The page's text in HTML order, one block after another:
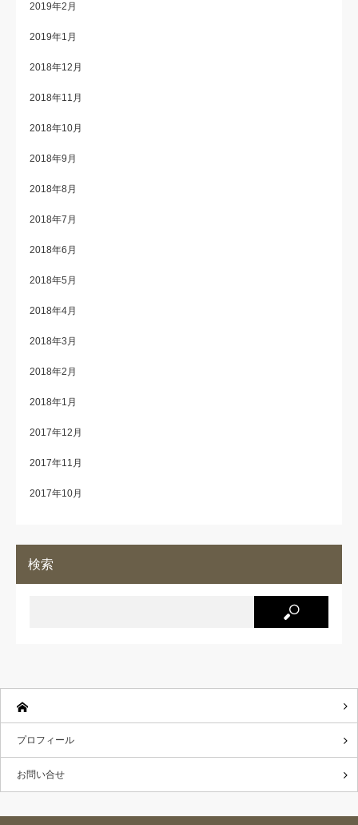
2019年2月
2019年1月
2018年12月
2018年11月
2018年10月
2018年9月
2018年8月
2018年7月
2018年6月
2018年5月
2018年4月
2018年3月
2018年2月
2018年1月
2017年12月
2017年11月
2017年10月
検索
プロフィール
お問い合せ